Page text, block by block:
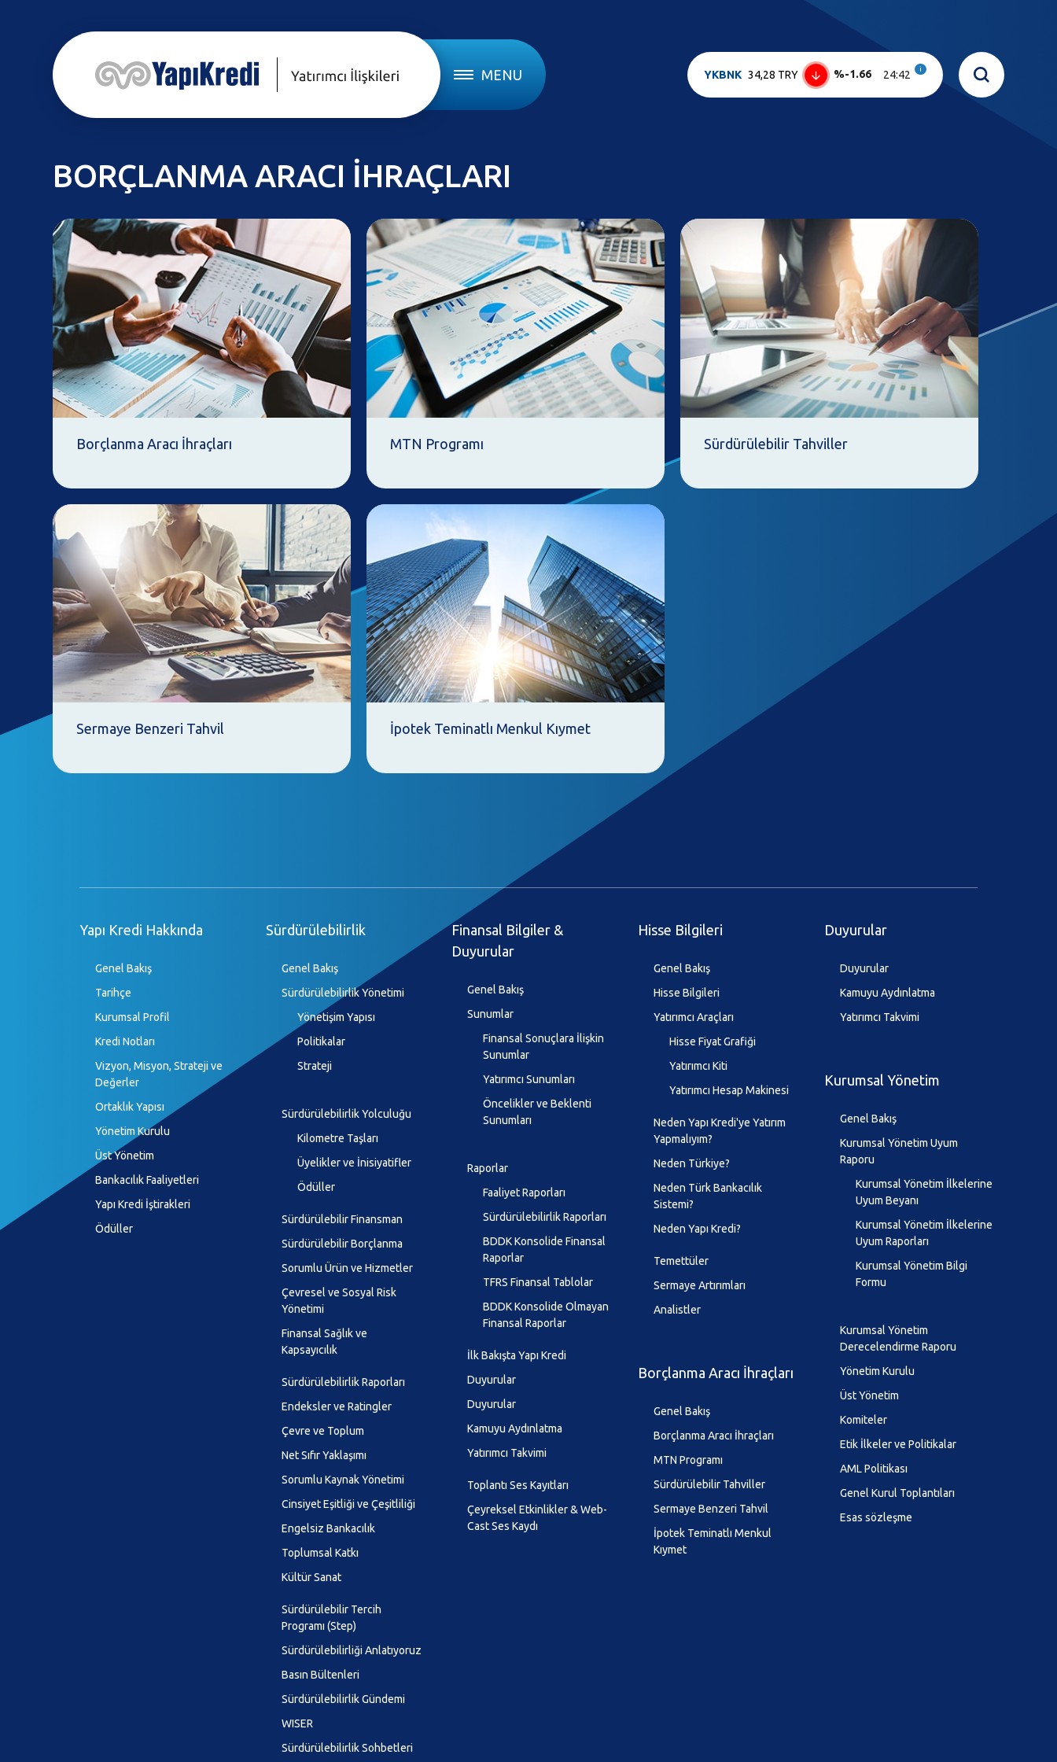
MENU YKBNK 34,28 TRY %-1.66 24:42 i
BORÇLANMA ARACI İHRAÇLARI
Borçlanma Aracı İhraçları MTN Programı Sürdürülebilir Tahviller
Sermaye Benzeri Tahvil İpotek Teminatlı Menkul Kıymet
Yapı Kredi Hakkında
Genel Bakış
Tarihçe
Kurumsal Profil
Kredi Notları
Vizyon, Misyon, Strateji ve
Değerler
Ortaklık Yapısı
Yönetim Kurulu
Üst Yönetim
Bankacılık Faaliyetleri
Yapı Kredi İştirakleri
Ödüller
Sürdürülebilirlik
Genel Bakış
Sürdürülebilirlik Yönetimi
Yönetişim Yapısı
Politikalar
Strateji
Sürdürülebilirlik Yolculuğu
Kilometre Taşları
Üyelikler ve İnisiyatifler
Ödüller
Sürdürülebilir Finansman
Sürdürülebilir Borçlanma
Sorumlu Ürün ve Hizmetler
Çevresel ve Sosyal Risk
Yönetimi
Finansal Sağlık ve
Kapsayıcılık
Sürdürülebilirlik Raporları
Endeksler ve Ratingler
Çevre ve Toplum
Net Sıfır Yaklaşımı
Sorumlu Kaynak Yönetimi
Cinsiyet Eşitliği ve Çeşitliliği
Engelsiz Bankacılık
Toplumsal Katkı
Kültür Sanat
Sürdürülebilir Tercih
Programı (Step)
Sürdürülebilirliği Anlatıyoruz
Basın Bültenleri
Sürdürülebilirlik Gündemi
WISER
Sürdürülebilirlik Sohbetleri
Finansal Bilgiler &
Duyurular
Genel Bakış
Sunumlar
Finansal Sonuçlara İlişkin
Sunumlar
Yatırımcı Sunumları
Öncelikler ve Beklenti
Sunumları
Raporlar
Faaliyet Raporları
Sürdürülebilirlik Raporları
BDDK Konsolide Finansal
Raporlar
TFRS Finansal Tablolar
BDDK Konsolide Olmayan
Finansal Raporlar
İlk Bakışta Yapı Kredi
Duyurular
Duyurular
Kamuyu Aydınlatma
Yatırımcı Takvimi
Toplantı Ses Kayıtları
Çeyreksel Etkinlikler & Web-
Cast Ses Kaydı
Hisse Bilgileri
Genel Bakış
Hisse Bilgileri
Yatırımcı Araçları
Hisse Fiyat Grafiği
Yatırımcı Kiti
Yatırımcı Hesap Makinesi
Neden Yapı Kredi'ye Yatırım
Yapmalıyım?
Neden Türkiye?
Neden Türk Bankacılık
Sistemi?
Neden Yapı Kredi?
Temettüler
Sermaye Artırımları
Analistler
Borçlanma Aracı İhraçları
Genel Bakış
Borçlanma Aracı İhraçları
MTN Programı
Sürdürülebilir Tahviller
Sermaye Benzeri Tahvil
İpotek Teminatlı Menkul
Kıymet
Duyurular
Duyurular
Kamuyu Aydınlatma
Yatırımcı Takvimi
Kurumsal Yönetim
Genel Bakış
Kurumsal Yönetim Uyum
Raporu
Kurumsal Yönetim İlkelerine
Uyum Beyanı
Kurumsal Yönetim İlkelerine
Uyum Raporları
Kurumsal Yönetim Bilgi
Formu
Kurumsal Yönetim
Derecelendirme Raporu
Yönetim Kurulu
Üst Yönetim
Komiteler
Etik İlkeler ve Politikalar
AML Politikası
Genel Kurul Toplantıları
Esas sözleşme